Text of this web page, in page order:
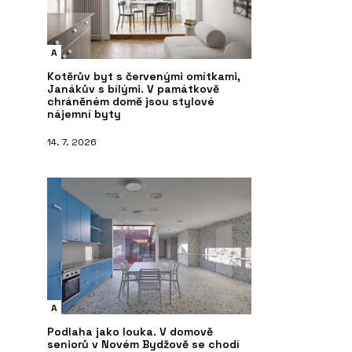
A
Kotěrův byt s červenými omítkami,
Janákův s bílými. V památkově
chráněném domě jsou stylové
nájemní byty
14. 7. 2026
A
Podlaha jako louka. V domově
seniorů v Novém Bydžově se chodí